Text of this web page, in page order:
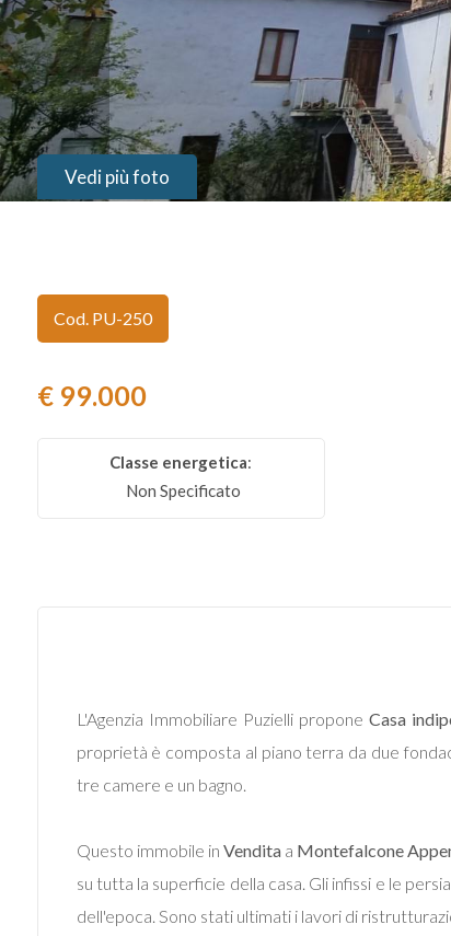
Vedi più foto
Cod. PU-250
€ 99.000
Classe energetica:
Non Specificato
L'Agenzia Immobiliare Puzielli propone Casa
proprietà è composta al piano terra da due
tre camere e un bagno.
Questo immobile in Venditaa Montefalcone
su tutta la superficie della casa. Gli infissi e le
dell'epoca. Sono stati ultimati i lavori di
Provincia
Comune
Tipologia
Residenziali
Totale